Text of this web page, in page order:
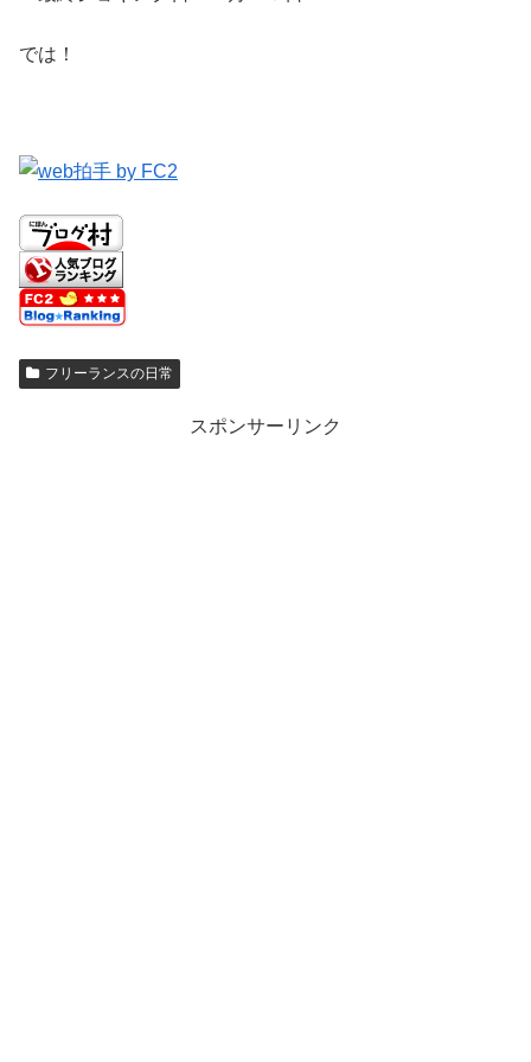
では！
フリーランスの日常
スポンサーリンク